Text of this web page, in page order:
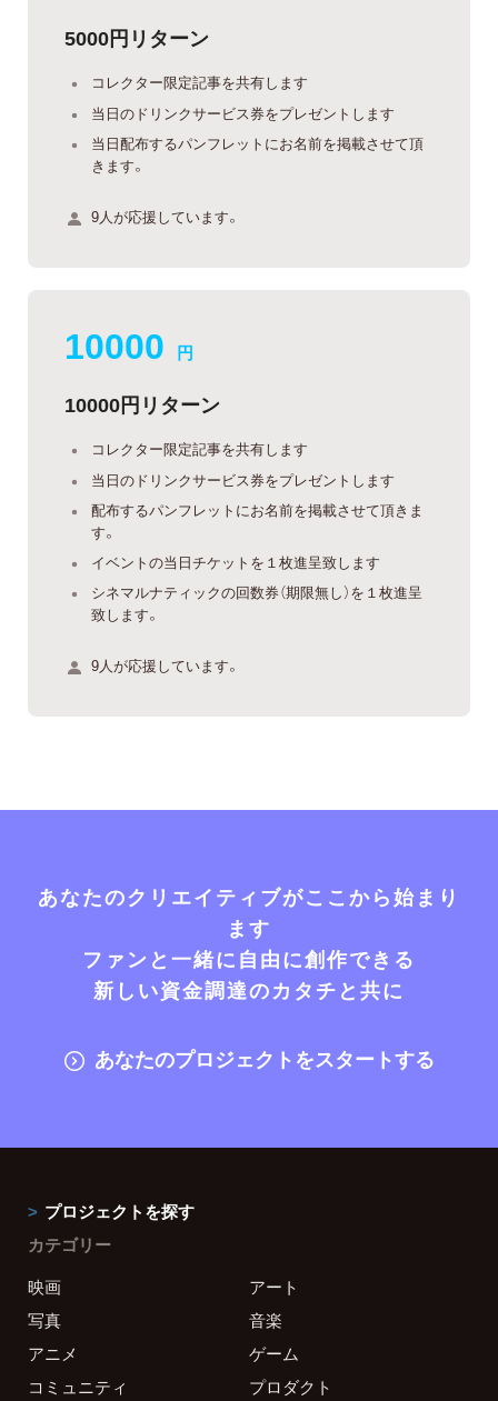
5000円リターン
コレクター限定記事を共有します
当日のドリンクサービス券をプレゼントします
当日配布するパンフレットにお名前を掲載させて頂
きます。
9人が応援しています。
10000 円
10000円リターン
コレクター限定記事を共有します
当日のドリンクサービス券をプレゼントします
配布するパンフレットにお名前を掲載させて頂きま
す。
イベントの当日チケットを１枚進呈致します
シネマルナティックの回数券（期限無し）を１枚進呈
致します。
9人が応援しています。
あなたのクリエイティブがここから始まり
ます
ファンと一緒に自由に創作できる
新しい資金調達のカタチと共に
あなたのプロジェクトをスタートする
プロジェクトを探す
カテゴリー
映画
アート
写真
音楽
アニメ
ゲーム
コミュニティ
プロダクト